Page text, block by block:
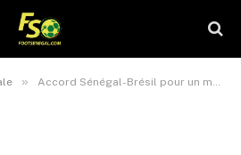
» Accord Sénégal-Brésil pour un match amical à Londres